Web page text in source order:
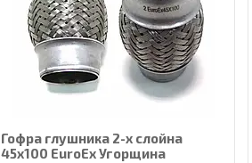
Гофра глушника 2-х слойна
45x100 EuroEx Угорщина